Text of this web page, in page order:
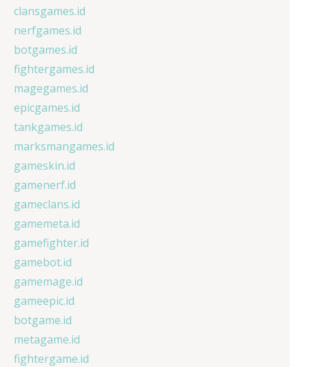
clansgames.id
nerfgames.id
botgames.id
fightergames.id
magegames.id
epicgames.id
tankgames.id
marksmangames.id
gameskin.id
gamenerf.id
gameclans.id
gamemeta.id
gamefighter.id
gamebot.id
gamemage.id
gameepic.id
botgame.id
metagame.id
fightergame.id